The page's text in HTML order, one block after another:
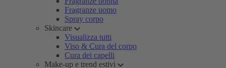
Fragranze uomo
Spray corpo
Skincare
Visualizza tutti
Viso & Cura del corpo
Cura dei capelli
Make-up e trend estivi